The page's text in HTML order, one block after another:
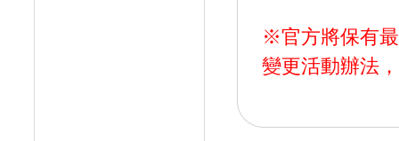
※官方將保有
變更活動辦法